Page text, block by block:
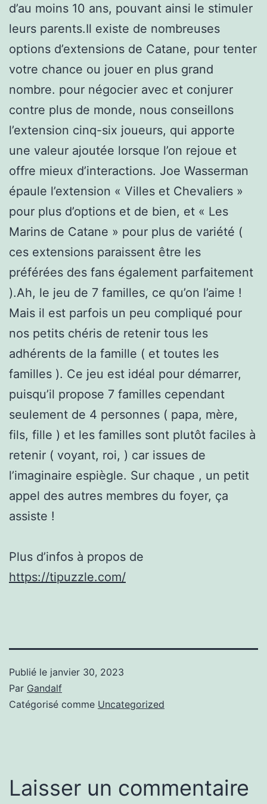
d’au moins 10 ans, pouvant ainsi le stimuler
leurs parents.Il existe de nombreuses
options d’extensions de Catane, pour tenter
votre chance ou jouer en plus grand
nombre. pour négocier avec et conjurer
contre plus de monde, nous conseillons
l’extension cinq-six joueurs, qui apporte
une valeur ajoutée lorsque l’on rejoue et
offre mieux d’interactions. Joe Wasserman
épaule l’extension « Villes et Chevaliers »
pour plus d’options et de bien, et « Les
Marins de Catane » pour plus de variété (
ces extensions paraissent être les
préférées des fans également parfaitement
).Ah, le jeu de 7 familles, ce qu’on l’aime !
Mais il est parfois un peu compliqué pour
nos petits chéris de retenir tous les
adhérents de la famille ( et toutes les
familles ). Ce jeu est idéal pour démarrer,
puisqu’il propose 7 familles cependant
seulement de 4 personnes ( papa, mère,
fils, fille ) et les familles sont plutôt faciles à
retenir ( voyant, roi, ) car issues de
l’imaginaire espiègle. Sur chaque , un petit
appel des autres membres du foyer, ça
assiste !
Plus d’infos à propos de
https://tipuzzle.com/
Publié le janvier 30, 2023
Par Gandalf
Catégorisé comme Uncategorized
Laisser un commentaire